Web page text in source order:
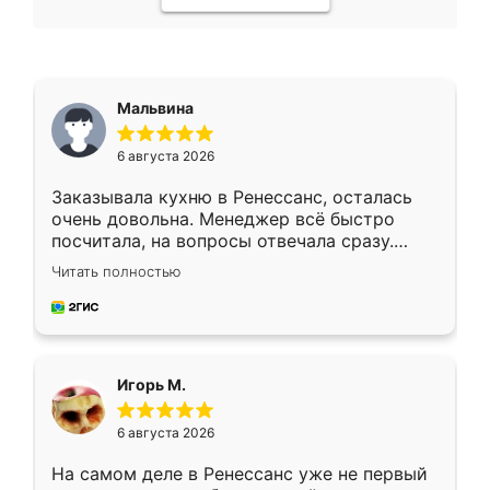
Мальвина
6 августа 2026
Заказывала кухню в Ренессанс, осталась
очень довольна. Менеджер всё быстро
посчитала, на вопросы отвечала сразу.
Замерщик приехал в субботу, подошёл к
делу со всей ответственностью. Собрали
за день, ребята работали аккуратно, даже
Читать полностью
Игорь М.
6 августа 2026
На самом деле в Ренессанс уже не первый